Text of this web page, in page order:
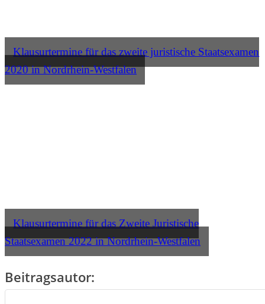
Klausurtermine für das zweite juristische Staatsexamen
2020 in Nordrhein-Westfalen
Klausurtermine für das Zweite Juristische
Staatsexamen 2022 in Nordrhein-Westfalen
Beitragsautor: